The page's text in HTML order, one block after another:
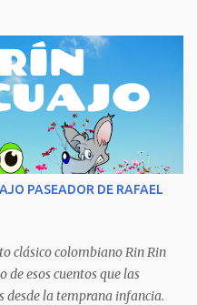
del Siglo XX, su obra
Nobel de Literatura que le
como hombre de principios
eran un óbice para
el Nobel. Jorg...
PASEADOR DE RAFAEL
colombiano Rin Rin
de esos cuentos que las
desde la temprana infancia.